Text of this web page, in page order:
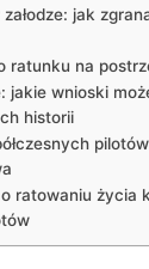
jak
⁣ratunku na​
jakie⁤ wnioski
historii
ratowaniu życia